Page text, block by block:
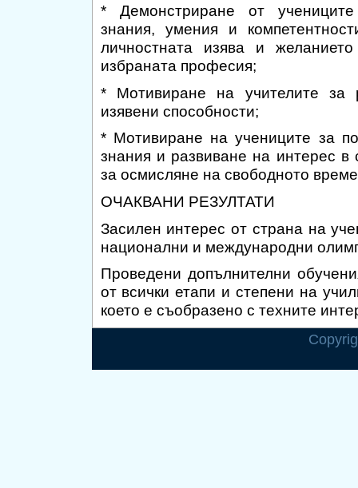
* Демонстриране от
знания, умения и
личностната изява и
избраната професия;
* Мотивиране на учителите за
изявени способности;
* Мотивиране на учениците за
знания и развиване на интерес в
за осмисляне на свободното
ОЧАКВАНИ РЕЗУЛТАТИ
Засилен интерес от страна на
национални и международни
Проведени допълнителни
от всички етапи и степени на
което е съобразено с техните